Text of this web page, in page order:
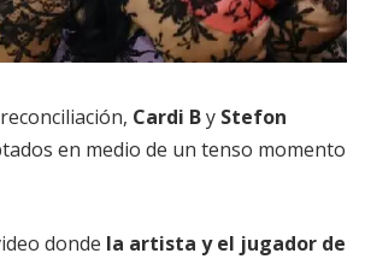
Cardi By Stefon
en medio de un tenso momento
donde la artista y el jugador de